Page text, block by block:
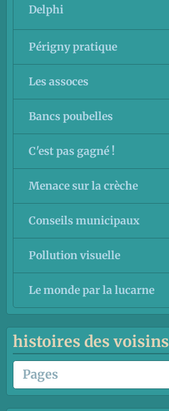
Delphi
Périgny pratique
Les assoces
Bancs poubelles
C'est pas gagné !
Menace sur la crèche
Conseils municipaux
Pollution visuelle
Le monde par la lucarne
histoires des voisins